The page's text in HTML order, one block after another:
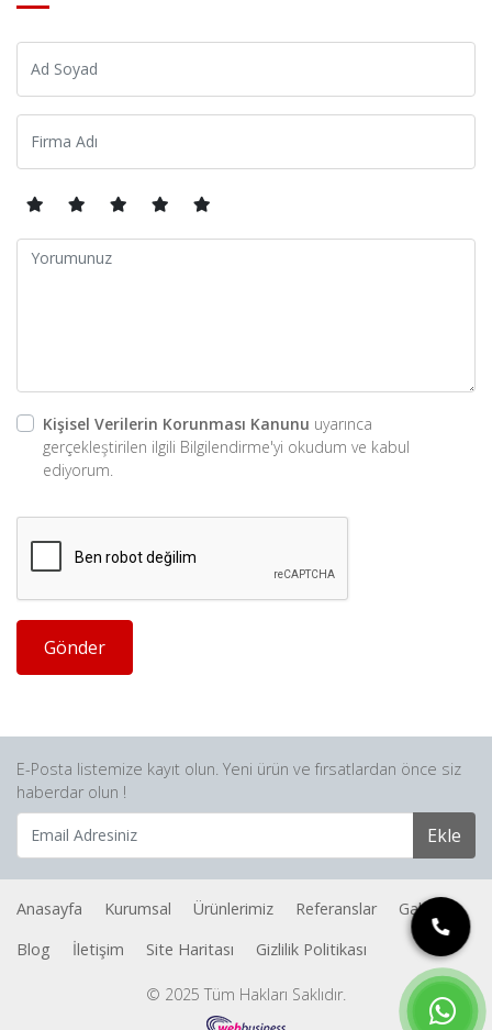
Kişisel Verilerin Korunması Kanunu uyarınca
gerçekleştirilen ilgili Bilgilendirme'yi okudum ve kabul
ediyorum.
Gönder
E-Posta listemize kayıt olun. Yeni ürün ve fırsatlardan önce siz
haberdar olun !
Ekle
Anasayfa Kurumsal Ürünlerimiz Referanslar
Galeri
Blog
İletişim Site Haritası Gizlilik Politikası
© 2025 Tüm Hakları Saklıdır.